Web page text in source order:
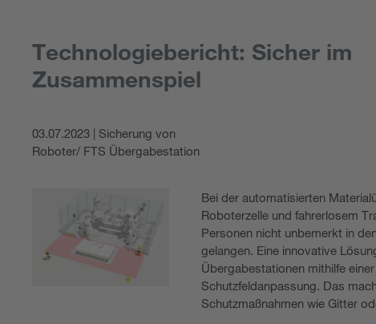
Technologiebericht: Sicher im
Zusammenspiel
03.07.2023 | Sicherung von
Roboter/ FTS Übergabestation
Bei der automatisierten
Roboterzelle und fahrerlosem
Personen nicht unbemerkt in
gelangen. Eine innovative
Übergabestationen mithilfe
Schutzfeldanpassung. Das
Schutzmaßnahmen wie Gitter